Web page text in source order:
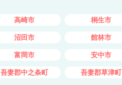
高崎市 桐生市
沼田市 館林市
富岡市 安中市
吾妻郡中之条町 吾妻郡草津町